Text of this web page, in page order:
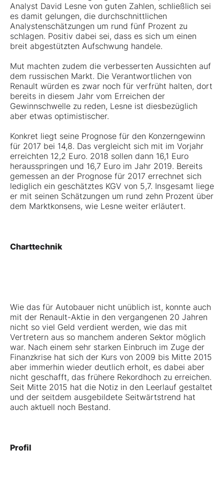
Analyst David Lesne von guten Zahlen, schließlich sei
es damit gelungen, die durchschnittlichen
Analystenschätzungen um rund fünf Prozent zu
schlagen. Positiv dabei sei, dass es sich um einen
breit abgestützten Aufschwung handele.
Mut machten zudem die verbesserten Aussichten auf
dem russischen Markt. Die Verantwortlichen von
Renault würden es zwar noch für verfrüht halten, dort
bereits in diesem Jahr vom Erreichen der
Gewinnschwelle zu reden, Lesne ist diesbezüglich
aber etwas optimistischer.
Konkret liegt seine Prognose für den Konzerngewinn
für 2017 bei 14,8. Das vergleicht sich mit im Vorjahr
erreichten 12,2 Euro. 2018 sollen dann 16,1 Euro
herausspringen und 16,7 Euro im Jahr 2019. Bereits
gemessen an der Prognose für 2017 errechnet sich
lediglich ein geschätztes KGV von 5,7. Insgesamt liege
er mit seinen Schätzungen um rund zehn Prozent über
dem Marktkonsens, wie Lesne weiter erläutert.
Charttechnik
Wie das für Autobauer nicht unüblich ist, konnte auch
mit der Renault-Aktie in den vergangenen 20 Jahren
nicht so viel Geld verdient werden, wie das mit
Vertretern aus so manchem anderen Sektor möglich
war. Nach einem sehr starken Einbruch im Zuge der
Finanzkrise hat sich der Kurs von 2009 bis Mitte 2015
aber immerhin wieder deutlich erholt, es dabei aber
nicht geschafft, das frühere Rekordhoch zu erreichen.
Seit Mitte 2015 hat die Notiz in den Leerlauf gestaltet
und der seitdem ausgebildete Seitwärtstrend hat
auch aktuell noch Bestand.
Profil